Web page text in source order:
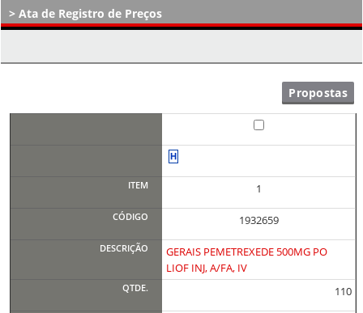
Ata de Registro de Preços
1
1932659
GERAIS PEMETREXEDE 500MG PO
LIOF INJ, A/FA, IV
110